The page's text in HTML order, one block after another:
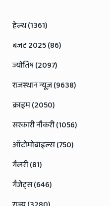
हेल्थ (1361)
बजट 2025 (86)
ज्योतिष (2097)
राजस्थान न्यूज़ (9638)
क्राइम (2050)
सरकारी नौकरी (1056)
ऑटोमोबाइल्स (750)
गैलरी (81)
गैजेट्स (646)